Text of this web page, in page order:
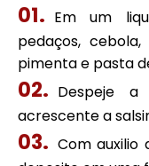
Em um
pedaços,
pimenta e pasta
Despeje
acrescente a
Com auxilio